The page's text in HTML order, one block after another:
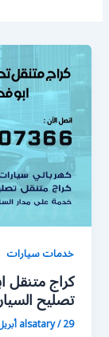
خدمات سيارات
تصليح
alsatary/29 أبريل، 2020